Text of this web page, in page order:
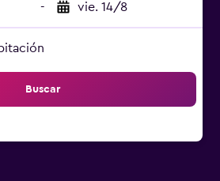
- vie. 14/8
Buscar